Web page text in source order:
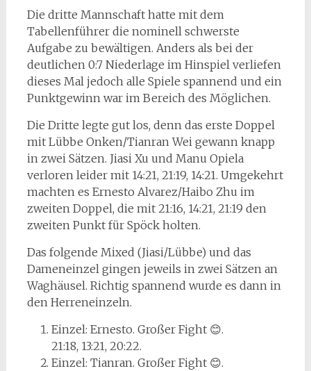
Die dritte Mannschaft hatte mit dem
Tabellenführer die nominell schwerste
Aufgabe zu bewältigen. Anders als bei der
deutlichen 0:7 Niederlage im Hinspiel verliefen
dieses Mal jedoch alle Spiele spannend und ein
Punktgewinn war im Bereich des Möglichen.
Die Dritte legte gut los, denn das erste Doppel
mit Lübbe Onken/Tianran Wei gewann knapp
in zwei Sätzen. Jiasi Xu und Manu Opiela
verloren leider mit 14:21, 21:19, 14:21. Umgekehrt
machten es Ernesto Alvarez/Haibo Zhu im
zweiten Doppel, die mit 21:16, 14:21, 21:19 den
zweiten Punkt für Spöck holten.
Das folgende Mixed (Jiasi/Lübbe) und das
Dameneinzel gingen jeweils in zwei Sätzen an
Waghäusel. Richtig spannend wurde es dann in
den Herreneinzeln.
Einzel: Ernesto. Großer Fight 😊.
21:18, 13:21, 20:22.
Einzel: Tianran. Großer Fight 😊.